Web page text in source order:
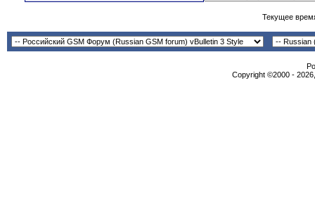
Текущее
Copyright ©2000 -